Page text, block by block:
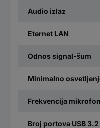
Audio izlaz
Eternet LAN
Odnos signal-šum
Minimalno
Frekvencija
Broj portova USB 3.2